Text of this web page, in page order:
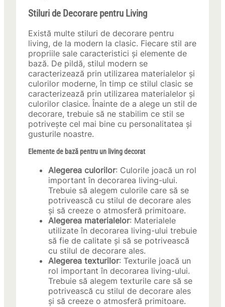
Stiluri de Decorare pentru Living
Există multe stiluri de decorare pentru
living, de la modern la clasic. Fiecare stil are
propriile sale caracteristici și elemente de
bază. De pildă, stilul modern se
caracterizează prin utilizarea materialelor și
culorilor moderne, în timp ce stilul clasic se
caracterizează prin utilizarea materialelor și
culorilor clasice. Înainte de a alege un stil de
decorare, trebuie să ne stabilim ce stil se
potrivește cel mai bine cu personalitatea și
gusturile noastre.
Elemente de bază pentru un living decorat
Alegerea culorilor: Culorile joacă un rol
important în decorarea living-ului.
Trebuie să alegem culorile care să se
potrivească cu stilul de decorare ales
și să creeze o atmosferă primitoare.
Alegerea materialelor: Materialele
utilizate în decorarea living-ului trebuie
să fie de calitate și să se potrivească
cu stilul de decorare ales.
Alegerea texturilor: Texturile joacă un
rol important în decorarea living-ului.
Trebuie să alegem texturile care să se
potrivească cu stilul de decorare ales
și să creeze o atmosferă primitoare.